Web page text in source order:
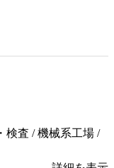
検査 / 機械系工場 /